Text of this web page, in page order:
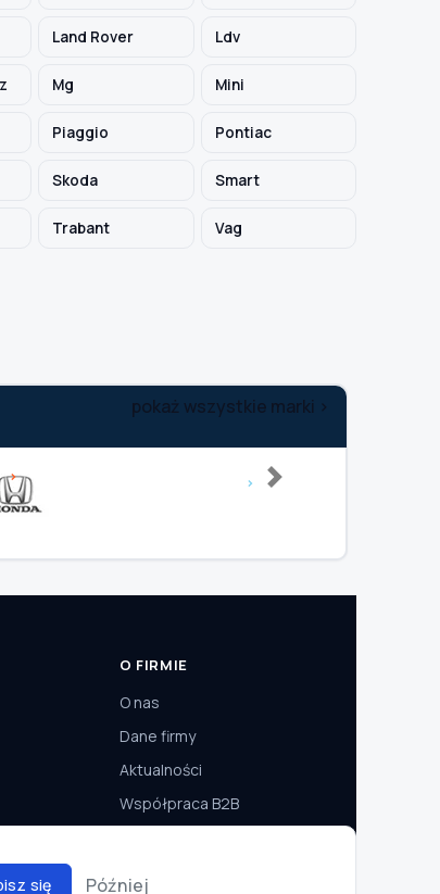
Land Rover Ldv
Mg Mini
Piaggio Pontiac
Skoda Smart
Trabant Vag
pokaż wszystkie marki >
O FIRMIE
O nas
Dane firmy
Aktualności
Współpraca B2B
się Później